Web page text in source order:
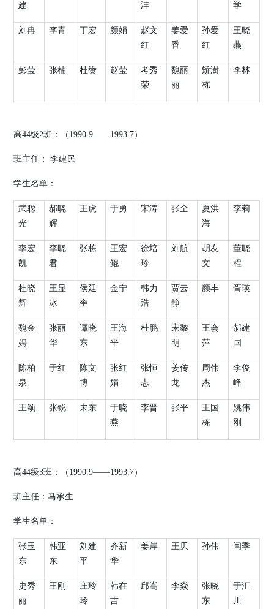
建
沣
学
刘冉 李青 丁宏 颜娟
赵文
红
姜爱
香
孙爱
红
王晓
燕
彭莹 张楠 杜赞 赵莹
考秀
荣
魏丽
丽
矫澍
栋
李林
高44级2班：（ 1990.9——1993.7）
班主任： 李建民
学生名单：
武聪
光
郝晓
辉
王虎 于勇 宋涛 张全
夏洪
海
李莉
李宏
凯
李晓
君
张栋
王宏
鲲
徐培
珍
刘航
胡友
文
董晓
程
杜晓
辉
王显
冰
侯延
奎
金宁
韩力
浩
贾云
静
颜丰 胥瑛
魏金
娉
张丽
华
谭晓
东
王海
平
杜鹏
宋黎
明
王会
萍
郝建
国
陈柏
泉
于红
陈文
博
张红
娟
张恒
志
姜传
龙
周伟
杰
李俊
峰
王颖 张锐 未东
于晓
燕
李晋 张平
王国
栋
姚伟
刚
高44级3班：（ 1990.9——1993.7）
班主任：马承生
学生名单：
张玉
东
韩亚
东
刘建
平
齐新
华
姜岸 王贝 孙伟 闫季
史秀
丽
王刚
庄玲
玲
韩在
吉
邱嵩 李焱
张晓
东
于汇
川